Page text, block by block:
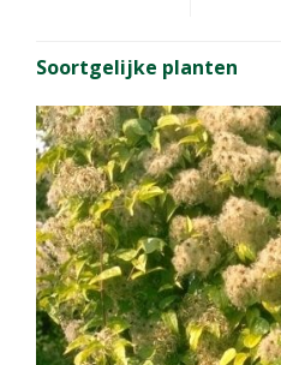
Soortgelijke planten